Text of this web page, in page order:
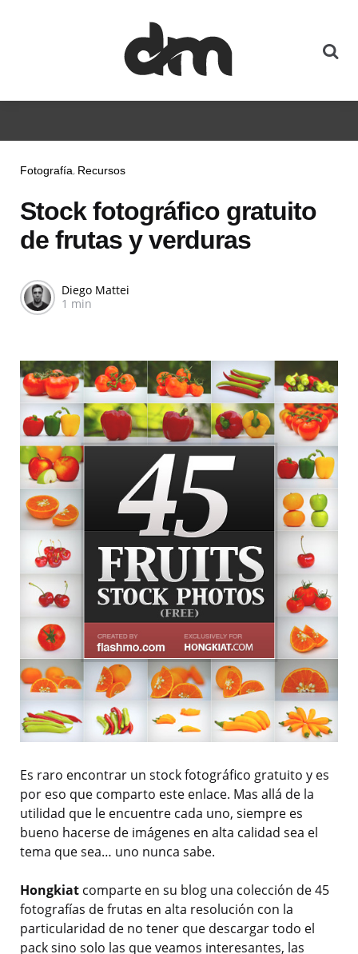
Fotografía Recursos
Stock fotográfico gratuito
de frutas y verduras
Diego Mattei
1 min
Es raro encontrar un stock fotográfico gratuito y es
por eso que comparto este enlace. Mas allá de la
utilidad que le encuentre cada uno, siempre es
bueno hacerse de imágenes en alta calidad sea el
tema que sea… uno nunca sabe.
Hongkiat comparte en su blog una colección de 45
fotografías de frutas en alta resolución con la
particularidad de no tener que descargar todo el
pack sino solo las que veamos interesantes, las